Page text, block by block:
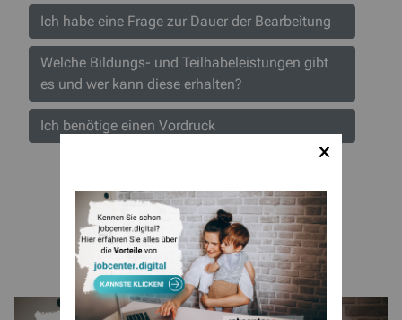
Ich habe eine Frage zur Dauer der Bearbeitung
Welche Bildungs- und Teilhabeleistungen gibt
es und wer kann diese erhalten?
Ich benötige einen Vordruck